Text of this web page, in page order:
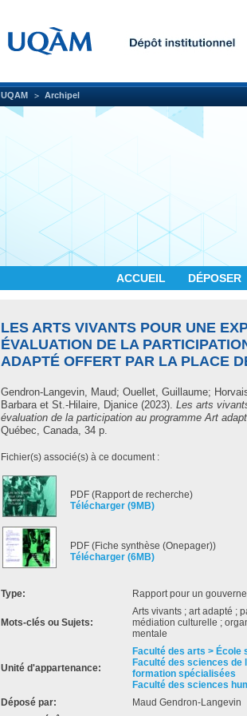
UQAM Archipel
ACCUEIL DÉPOSER
LES ARTS VIVANTS POUR UNE
ÉVALUATION DE LA
ADAPTÉ OFFERT PAR LA PLACE
Gendron-Langevin, Maud; Ouellet, Guillaume;
Barbaraet St.-Hilaire, Djanice (2023). Les arts
évaluation de la participation au programme Art
Québec, Canada, 34 p.
Fichier(s) associé(s) à ce document :
PDF (Rapport de recherche)
Télécharger (9MB)
PDF (Fiche synthèse (Onepager))
Télécharger (6MB)
Type: Rapport pour un
Mots-clés ou Sujets:
Arts vivants ; art adapté ;
médiation culturelle ;
mentale
Unité d'appartenance:
Faculté des arts > École
Faculté des sciences
formation spécialisées
Faculté des sciences
Déposé par:
Maud Gendron-Langevin